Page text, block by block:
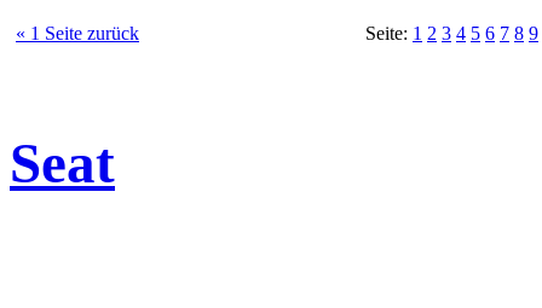
« 1 Seite zurück Seite: 1 2 3 4 5 6 7 8 9
Seat